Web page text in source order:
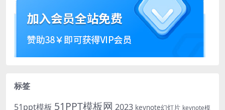
标签
51ppt模板 51PPT模板网 2023 keynote幻灯片 keynote模